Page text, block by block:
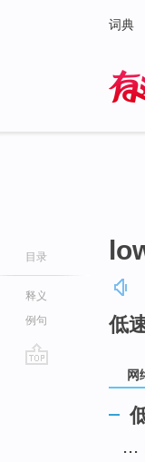
词典
目录
释义
例句
低
网
...